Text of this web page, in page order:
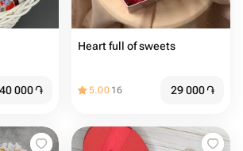
40 000֏
Heart full of sweets
5.00 16 29 000֏